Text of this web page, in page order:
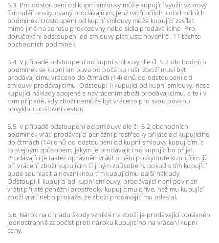
5.3. Pro odstoupení od kupní smlouvy může kupující využit vzorový
formulář poskytovaný prodávajícím, jenž tvoří přílohu obchodních
podmínek. Odstoupení od kupní smlouvy může kupující zasílat
mimo jiné na adresu provozovny nebo sídla prodávajícího. Pro
doručování odstoupení od smlouvy platí ustanovení čl. 11 těchto
obchodních podmínek.
5.4. V případě odstoupení od kupní smlouvy dle čl. 5.2 obchodních
podmínek se kupní smlouva od počátku ruší. Zboží musí být
prodávajícímu vráceno do čtrnácti (14) dnů od odstoupení od
smlouvy prodávajícímu. Odstoupí-li kupující od kupní smlouvy, nese
kupující náklady spojené s navrácením zboží prodávajícímu, a to i v
tom případě, kdy zboží nemůže být vráceno pro svou povahu
obvyklou poštovní cestou.
5.5. V případě odstoupení od smlouvy dle čl. 5.2 obchodních
podmínek vrátí prodávající peněžní prostředky přijaté od kupujícího
do čtrnácti (14) dnů od odstoupení od kupní smlouvy kupujícím, a
to stejným způsobem, jakým je prodávající od kupujícího přijal.
Prodávající je taktéž oprávněn vrátit plnění poskytnuté kupujícím již
při vrácení zboží kupujícím či jiným způsobem, pokud s tím kupující
bude souhlasit a nevzniknou tím kupujícímu další náklady.
Odstoupí-li kupující od kupní smlouvy, prodávající není povinen
vrátit přijaté peněžní prostředky kupujícímu dříve, než mu kupující
zboží vrátí nebo prokáže, že zboží prodávajícímu odeslal.
5.6. Nárok na úhradu škody vzniklé na zboží je prodávající oprávněn
jednostranně započíst proti nároku kupujícího na vrácení kupní
ceny.